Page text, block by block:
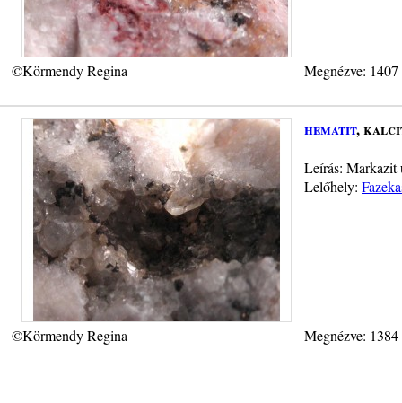
©Körmendy Regina Megnézve:
hematit,
Leírás: Markazit
Lelőhely:
©Körmendy Regina Megnézve: